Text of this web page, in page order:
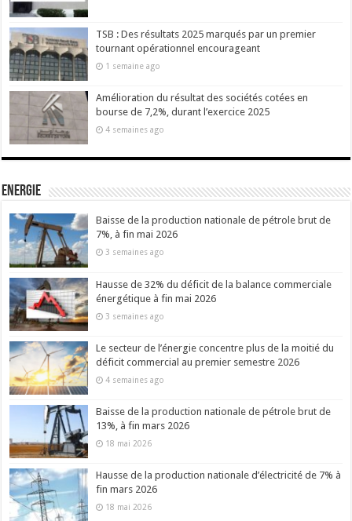
TSB : Des résultats 2025 marqués par un premier
tournant opérationnel encourageant
1 semaine ago
Amélioration du résultat des sociétés cotées en
bourse de 7,2%, durant l’exercice 2025
4 semaines ago
Energie
Baisse de la production nationale de pétrole brut de
7%, à fin mai 2026
3 semaines ago
Hausse de 32% du déficit de la balance commerciale
énergétique à fin mai 2026
3 semaines ago
Le secteur de l’énergie concentre plus de la moitié du
déficit commercial au premier semestre 2026
4 semaines ago
Baisse de la production nationale de pétrole brut de
13%, à fin mars 2026
18 mai 2026
Hausse de la production nationale d’électricité de 7% à
fin mars 2026
18 mai 2026